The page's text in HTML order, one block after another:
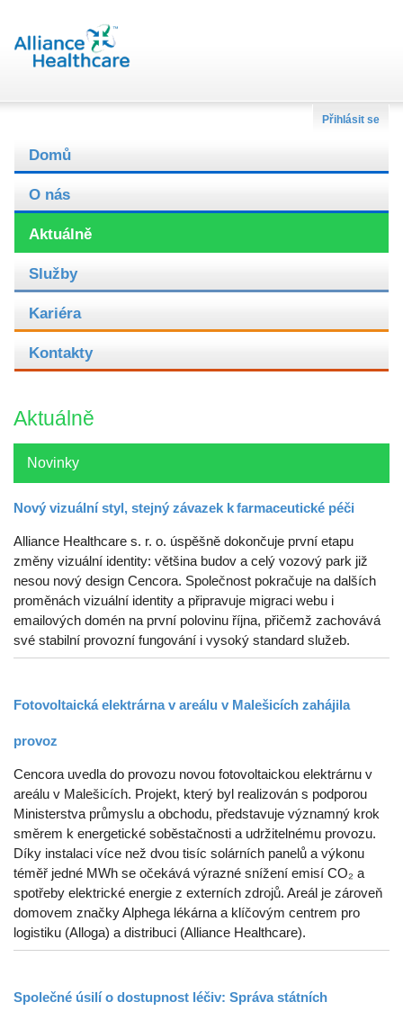
Přihlásit se
Domů
O nás
Aktuálně
Služby
Kariéra
Kontakty
Aktuálně
Novinky
Nový vizuální styl, stejný závazek k farmaceutické péči
Alliance Healthcare s. r. o. úspěšně dokončuje první etapu
změny vizuální identity: většina budov a celý vozový park již
nesou nový design Cencora. Společnost pokračuje na dalších
proměnách vizuální identity a připravuje migraci webu i
emailových domén na první polovinu října, přičemž zachovává
své stabilní provozní fungování i vysoký standard služeb.
Fotovoltaická elektrárna v areálu v Malešicích zahájila
provoz
Cencora uvedla do provozu novou fotovoltaickou elektrárnu v
areálu v Malešicích. Projekt, který byl realizován s podporou
Ministerstva průmyslu a obchodu, představuje významný krok
směrem k energetické soběstačnosti a udržitelnému provozu.
Díky instalaci více než dvou tisíc solárních panelů a výkonu
téměř jedné MWh se očekává výrazné snížení emisí CO₂ a
spotřeby elektrické energie z externích zdrojů. Areál je zároveň
domovem značky Alphega lékárna a klíčovým centrem pro
logistiku (Alloga) a distribuci (Alliance Healthcare).
Společné úsilí o dostupnost léčiv: Správa státních